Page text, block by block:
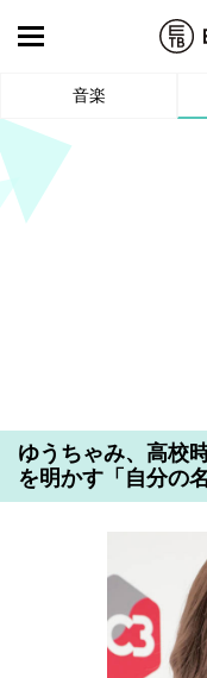
音楽
ゆうちゃみ、高校
を明かす「自分の